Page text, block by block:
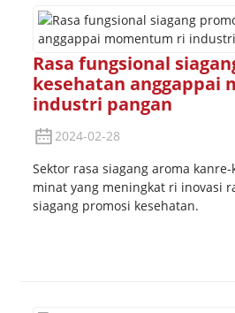
Rasa fungsional
kesehatan anggappai
industri pangan
2024-02-28
Sektor rasa siagang aroma
minat yang meningkat ri inovasi
siagang promosi kesehatan.